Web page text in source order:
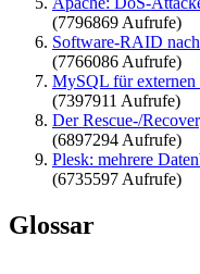
(7796869 Aufrufe)
Software-RAID
(7766086 Aufrufe)
MySQL für
(7397911 Aufrufe)
Der Rescue-/
(6897294 Aufrufe)
Plesk: mehrere
(6735597 Aufrufe)
Glossar